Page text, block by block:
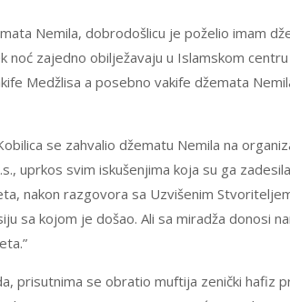
Nemila, dobrodošlicu je poželio imam
zajedno obilježavaju u Islamskom centru
Medžlisa a posebno vakife džemata
se zahvalio džematu Nemila na
uprkos svim iskušenjima koja su ga
nakon razgovora sa Uzvišenim
sa kojom je došao. Ali sa miradža donosi
prisutnima se obratio muftija zenički hafiz